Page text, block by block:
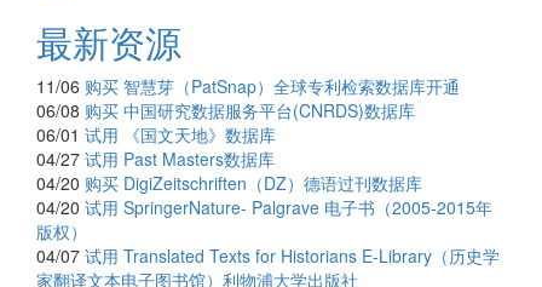
最新资源
11/06 购买 智慧芽（PatSnap）全球专利检索数据库开通
06/08 购买 中国研究数据服务平台(CNRDS)数据库
06/01 试用
《国文天地》数据库
04/27 试用 Past Masters数据库
04/20 购买 DigiZeitschriften（DZ）德语过刊数据库
04/20 试用 SpringerNature- Palgrave 电子书（2005-2015年
版权）
04/07 试用 Translated Texts for Historians E-Library（历史学
家翻译文本电子图书馆）利物浦大学出版社